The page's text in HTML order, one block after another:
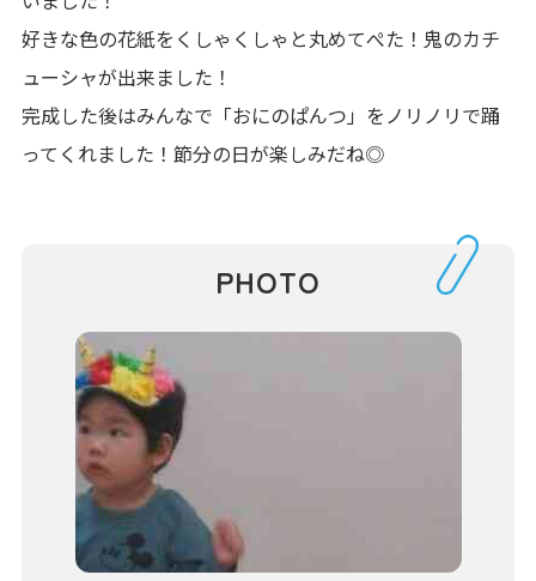
好きな色の花紙をくしゃくしゃと丸めてぺた！鬼のカチ
ューシャが出来ました！
完成した後はみんなで「おにのぱんつ」をノリノリで踊
ってくれました！節分の日が楽しみだね◎
PHOTO